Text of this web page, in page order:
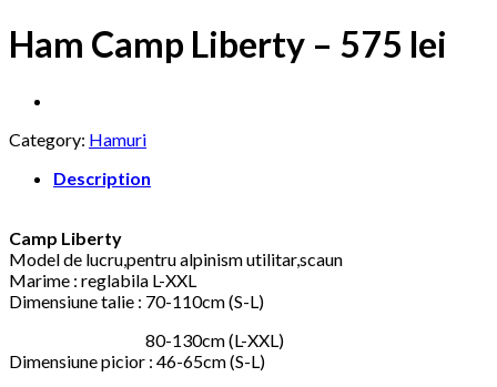
Ham Camp Liberty – 575 lei
Category: Hamuri
Description
Camp Liberty
Model de lucru,pentru alpinism utilitar,scaun
Marime : reglabila L-XXL
Dimensiune talie : 70-110cm (S-L)
80-130cm (L-XXL)
Dimensiune picior : 46-65cm (S-L)